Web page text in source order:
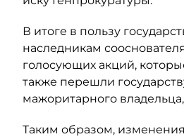
В итоге в пользу
наследникам
голосующих акций,
также перешли
мажоритарного
Таким образом,